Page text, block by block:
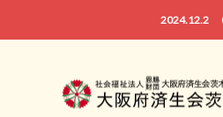
2024.12.2